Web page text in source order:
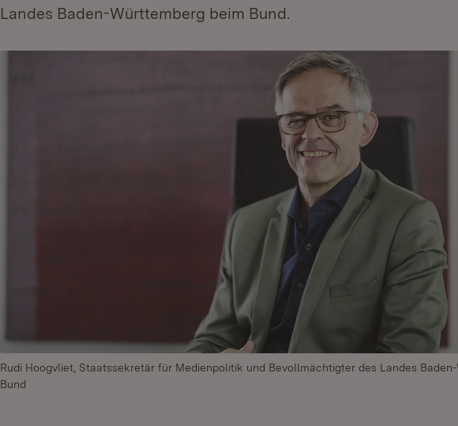
Landes Baden-Württemberg beim Bund.
Rudi Hoogvliet, Staatssekretär für Medienpolitik und Bevollmächtigter des Landes
Bund